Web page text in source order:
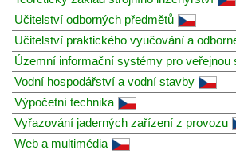
Učitelství odborných předmětů
Učitelství praktického vyučování a
Územní informační systémy pro veřejnou
Vodní hospodářství a vodní stavby
Výpočetní technika
Vyřazování jaderných zařízení z provozu
Web a multimédia